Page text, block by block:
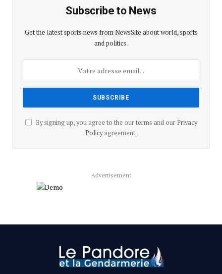
Subscribe to News
Get the latest sports news from NewsSite about world, sports
and politics.
By signing up, you agree to the our terms and our Privacy
Policyagreement.
Advertisement